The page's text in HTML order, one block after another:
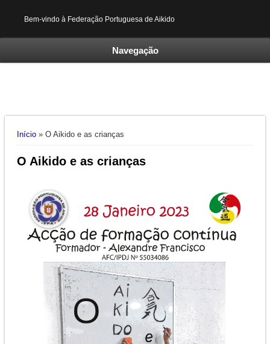
Bem-vindo à Federação Portuguesa de Aikido
Navegação
Está aqui
Início» O Aikido e as crianças
O Aikido e as crianças